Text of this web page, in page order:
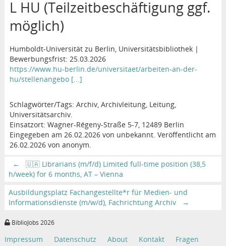
L HU (Teilzeitbeschäftigung ggf.
möglich)
Humboldt-Universität zu Berlin, Universitätsbibliothek |
Bewerbungsfrist: 25.03.2026
https://www.hu-berlin.de/universitaet/arbeiten-an-der-
hu/stellenangebo [...]
Schlagwörter/Tags: Archiv, Archivleitung, Leitung,
Universitätsarchiv.
Einsatzort: Wagner-Régeny-Straße 5-7, 12489 Berlin
Eingegeben am 26.02.2026 von unbekannt. Veröffentlicht am
26.02.2026 von anonym.
←
🇺🇦 Librarians (m/f/d) Limited full-time position (38,5
h/week) for 6 months, AT – Vienna
Ausbildungsplatz Fachangestellte*r für Medien- und
Informationsdienste (m/w/d), Fachrichtung Archiv
→
BiblioJobs 2026
Impressum Datenschutz About Kontakt Fragen